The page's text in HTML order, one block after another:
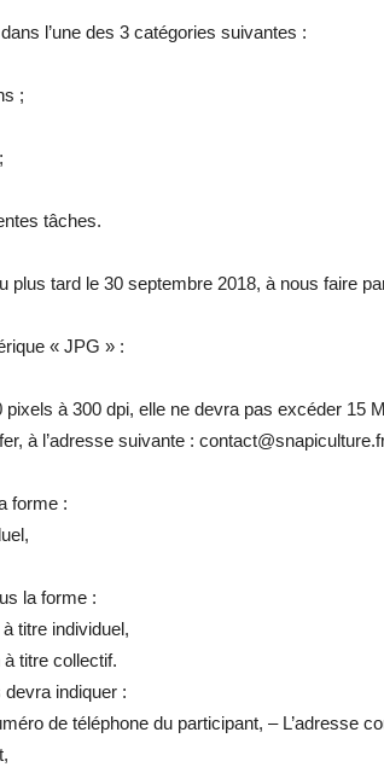
l’une des 3 catégories suivantes :
;
tâches.
plus tard le 30 septembre 2018, à nous faire
« JPG » :
pixels à 300 dpi, elle ne devra pas excéder 15
à l’adresse suivante :
forme :
la forme :
titre individuel,
titre collectif.
indiquer :
de téléphone du participant, – L’adresse